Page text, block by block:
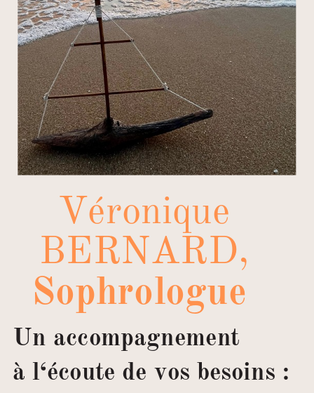
Un accompagnement
à l‘écoute de vos besoins :
Véronique
BERNARD,
Sophrologue